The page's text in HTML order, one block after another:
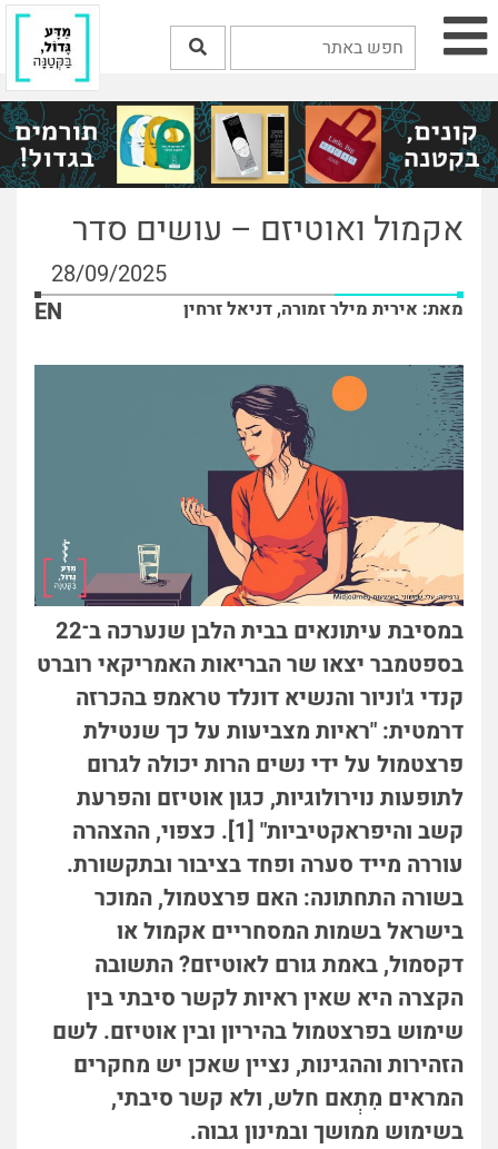
אקמול ואוטיזם – עושים סדר
28/09/2025
מאת: אירית מילר זמורה, דניאל זרחין EN
במסיבת עיתונאים בבית הלבן שנערכה ב־22
בספטמבר יצאו שר הבריאות האמריקאי רוברט
קנדי ג'וניור והנשיא דונלד טראמפ בהכרזה
דרמטית: "ראיות מצביעות על כך שנטילת
פרצטמול על ידי נשים הרות יכולה לגרום
לתופעות נוירולוגיות, כגון אוטיזם והפרעת
קשב והיפראקטיביות" [1]. כצפוי, ההצהרה
עוררה מייד סערה ופחד בציבור ובתקשורת.
בשורה התחתונה: האם פרצטמול, המוכר
בישראל בשמות המסחריים אקמול או
דקסמול, באמת גורם לאוטיזם? התשובה
הקצרה היא שאין ראיות לקשר סיבתי בין
שימוש בפרצטמול בהיריון ובין אוטיזם. לשם
הזהירות וההגינות, נציין שאכן יש מחקרים
המראים מִתְאם חלש, ולא קשר סיבתי,
בשימוש ממושך ובמינון גבוה.